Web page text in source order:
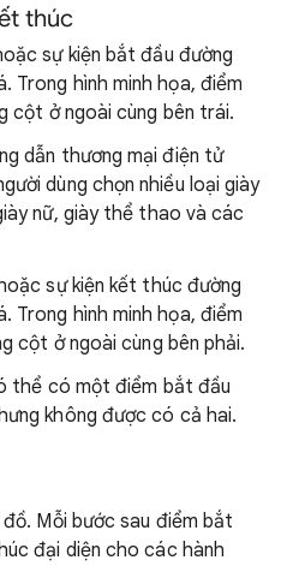
thúc
sự kiện bắt đầu đường
Trong hình minh họa, điểm
cột ở ngoài cùng bên trái.
dẫn thương mại điện tử
dùng chọn nhiều loại giày
nữ, giày thể thao và các
sự kiện kết thúc đường
Trong hình minh họa, điểm
cột ở ngoài cùng bên phải.
thể có một điểm bắt đầu
không được có cả hai.
Mỗi bước sau điểm bắt
đại diện cho các hành